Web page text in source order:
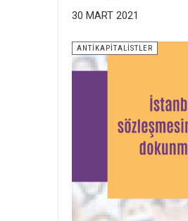
30 MART 2021
ANTİKAPİTALİSTLER